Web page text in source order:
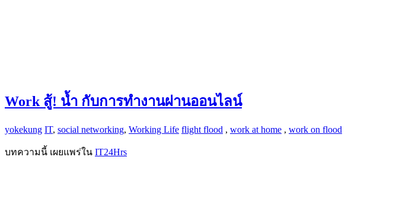
Work สู้! น้ำ กับการทำงานผ่านออนไลน์
yokekung IT, social networking, Working Life flight flood , work at home , work on flood
บทความนี้ เผยแพร่ใน IT24Hrs